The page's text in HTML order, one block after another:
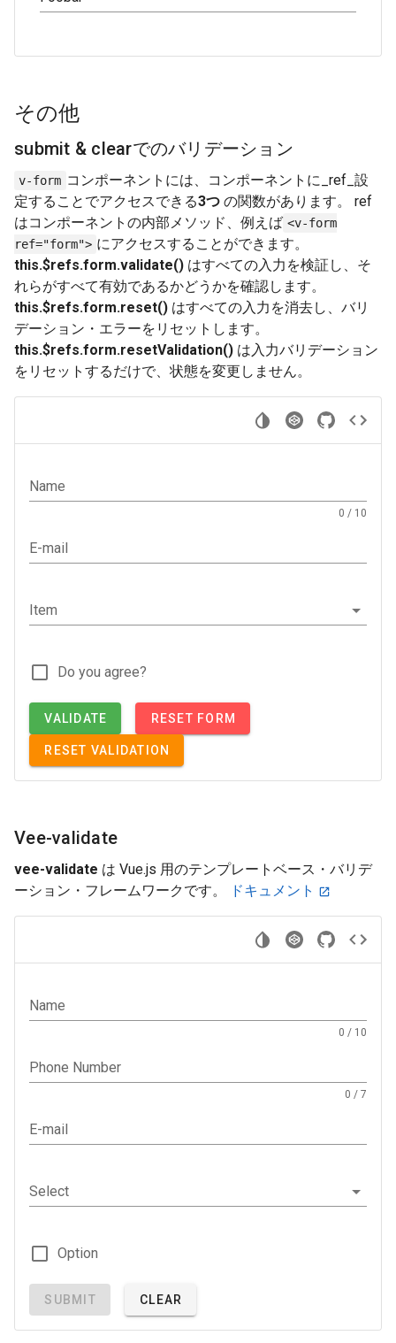
その他
submit & clearでのバリデーション
v-form コンポーネントには、コンポーネントに_ref_設
定することでアクセスできる3つ の関数があります。 ref
はコンポーネントの内部メソッド、例えば <v-form
ref="form"> にアクセスすることができます。
this.$refs.form.validate() はすべての入力を検証し、そ
れらがすべて有効であるかどうかを確認します。
this.$refs.form.reset() はすべての入力を消去し、バリ
デーション・エラーをリセットします。
this.$refs.form.resetValidation() は入力バリデーション
をリセットするだけで、状態を変更しません。
Name
0 / 10
E-mail
Item
Do you agree?
VALIDATE RESET FORM
RESET VALIDATION
Vee-validate
vee-validate は Vue.js 用のテンプレートベース・バリデ
ーション・フレームワークです。
ドキュメント
Name
0 / 10
Phone Number
0 / 7
E-mail
Select
Option
SUBMIT CLEAR